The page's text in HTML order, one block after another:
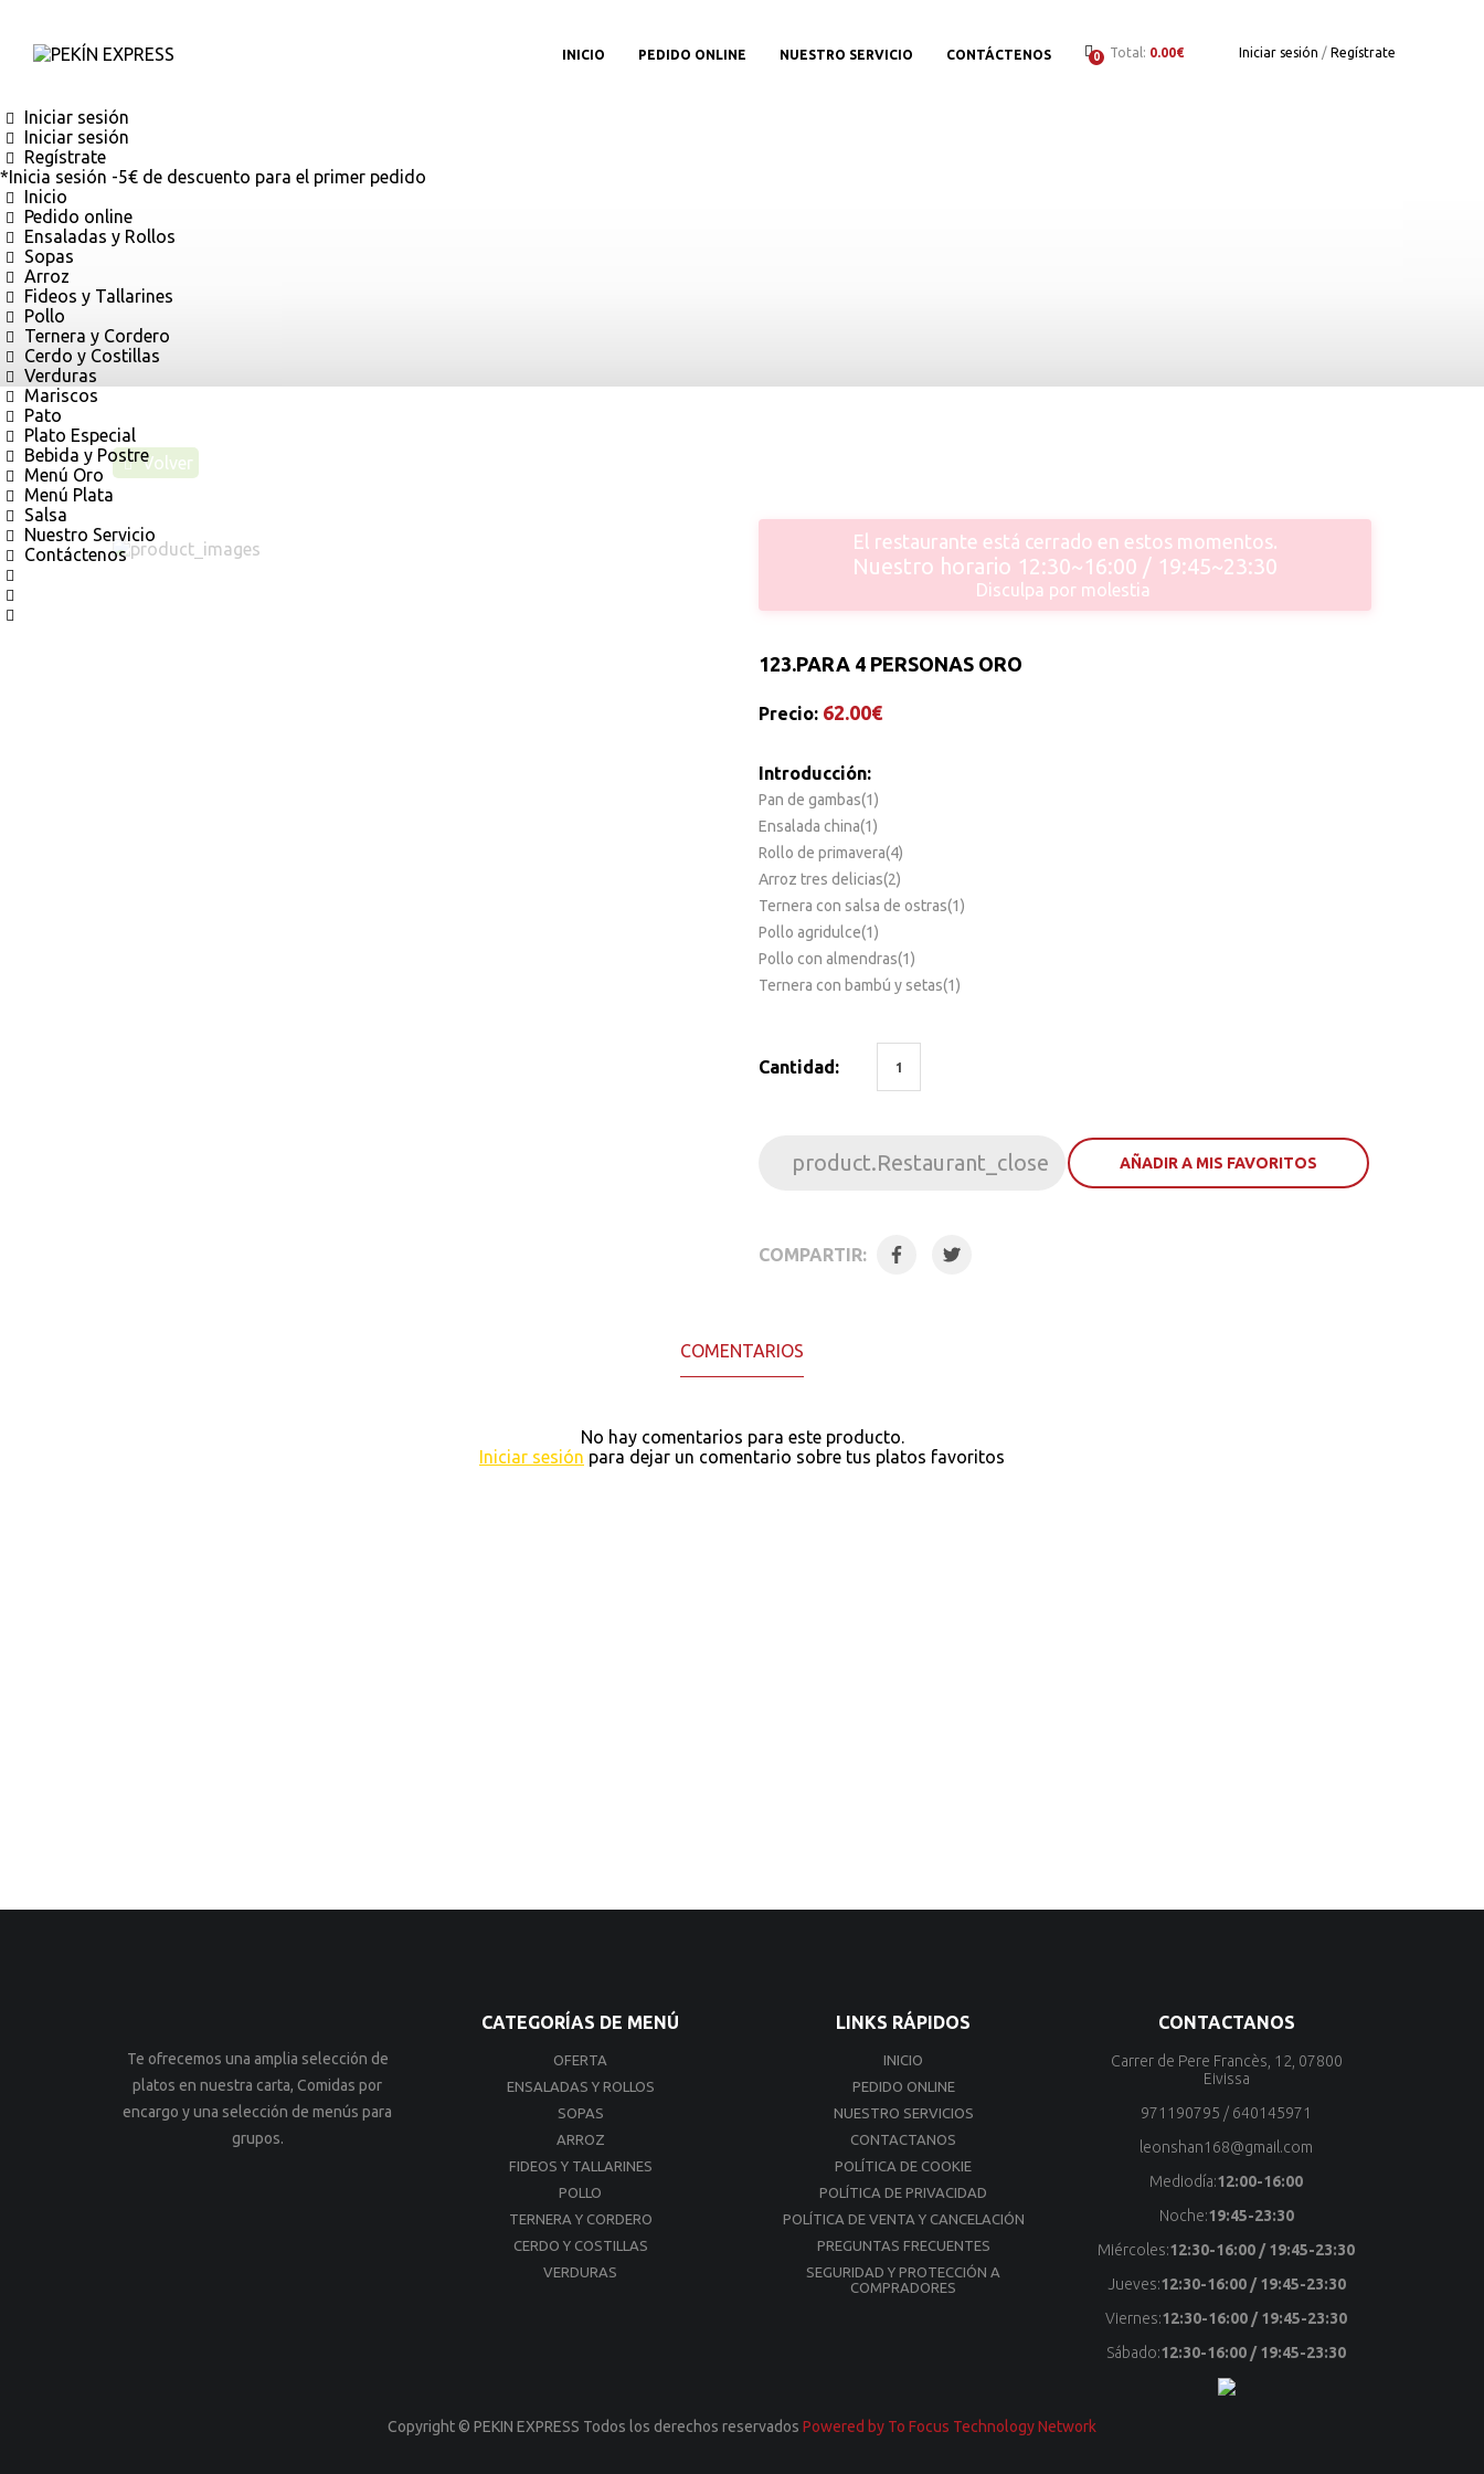
0 Total: 0.00€ Iniciar sesión / Regístrate
INICIO PEDIDO ONLINE NUESTRO SERVICIO CONTÁCTENOS
Iniciar sesión
Iniciar sesión
Regístrate
*Inicia sesión -5€ de descuento para el primer pedido
Inicio
Pedido online
Ensaladas y Rollos
Sopas
Arroz
Fideos y Tallarines
Pollo
Ternera y Cordero
Cerdo y Costillas
Verduras
Mariscos
Pato
Plato Especial
Bebida y Postre
Menú Oro
Menú Plata
Salsa
Nuestro Servicio
Contáctenos
Volver
El restaurante está cerrado en estos momentos.
Nuestro horario 12:30~16:00 / 19:45~23:30
Disculpa por molestia
123.PARA 4 PERSONAS ORO
Precio: 62.00€
Introducción:
Pan de gambas(1)
Ensalada china(1)
Rollo de primavera(4)
Arroz tres delicias(2)
Ternera con salsa de ostras(1)
Pollo agridulce(1)
Pollo con almendras(1)
Ternera con bambú y setas(1)
Cantidad:
product.Restaurant_close AÑADIR A MIS FAVORITOS
COMPARTIR:
COMENTARIOS
No hay comentarios para este producto.
Iniciar sesión para dejar un comentario sobre tus platos favoritos
Te ofrecemos una amplia selección de
platos en nuestra carta, Comidas por
encargo y una selección de menús para
grupos.
CATEGORÍAS DE MENÚ
OFERTA
ENSALADAS Y ROLLOS
SOPAS
ARROZ
FIDEOS Y TALLARINES
POLLO
TERNERA Y CORDERO
CERDO Y COSTILLAS
VERDURAS
LINKS RÁPIDOS
INICIO
PEDIDO ONLINE
NUESTRO SERVICIOS
CONTACTANOS
POLÍTICA DE COOKIE
POLÍTICA DE PRIVACIDAD
POLÍTICA DE VENTA Y CANCELACIÓN
PREGUNTAS FRECUENTES
SEGURIDAD Y PROTECCIÓN A
COMPRADORES
CONTACTANOS
Carrer de Pere Francès, 12, 07800
Eivissa
971190795 / 640145971
leonshan168@gmail.com
Mediodía:12:00-16:00
Noche:19:45-23:30
Miércoles:12:30-16:00 / 19:45-23:30
Jueves:12:30-16:00 / 19:45-23:30
Viernes:12:30-16:00 / 19:45-23:30
Sábado:12:30-16:00 / 19:45-23:30
Copyright © PEKIN EXPRESS Todos los derechos reservados Powered by To Focus Technology Network